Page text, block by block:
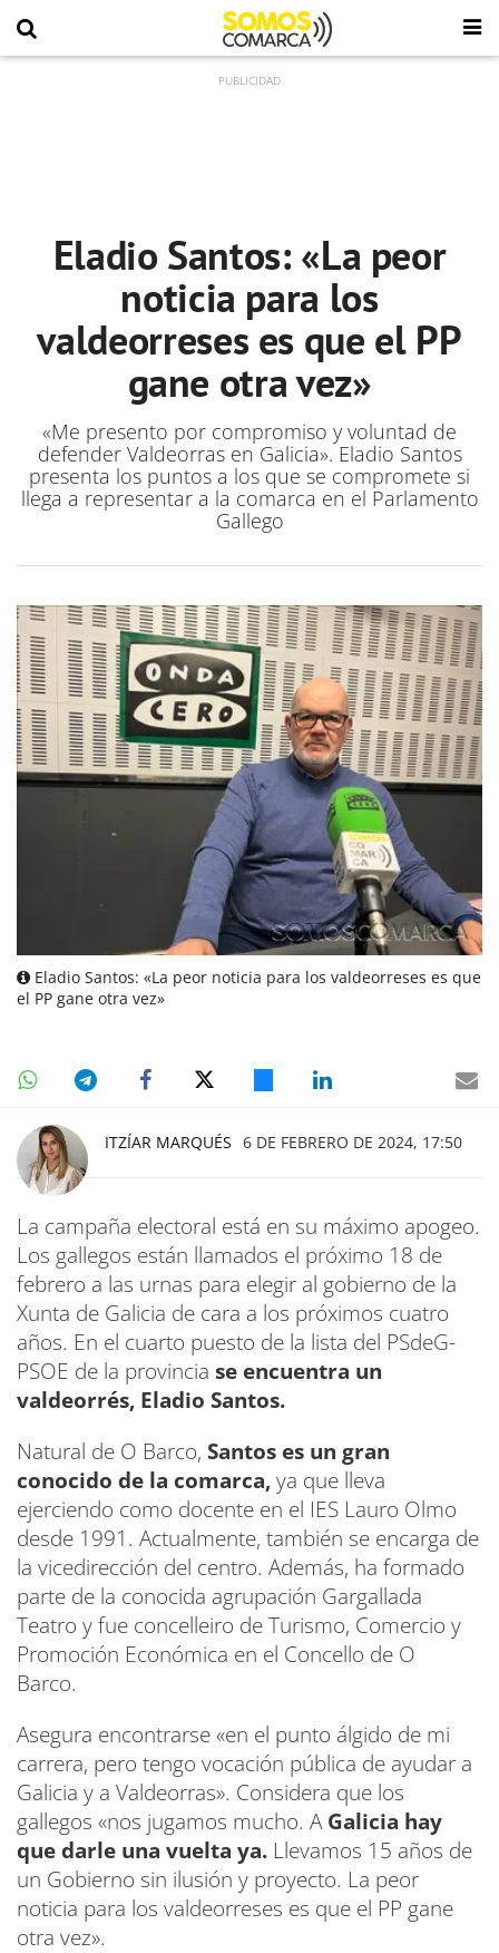
Eladio Santos: «La peor
noticia para los
valdeorreses es que el PP
gane otra vez»
«Me presento por compromiso y voluntad de
defender Valdeorras en Galicia». Eladio Santos
presenta los puntos a los que se compromete si
llega a representar a la comarca en el Parlamento
Gallego
Eladio Santos: «La peor noticia para los valdeorreses es que
el PP gane otra vez»
ITZÍAR MARQUÉS 6 DE FEBRERO DE 2024, 17:50
La campaña electoral está en su máximo apogeo.
Los gallegos están llamados el próximo 18 de
febrero a las urnas para elegir al gobierno de la
Xunta de Galicia de cara a los próximos cuatro
años. En el cuarto puesto de la lista del PSdeG-
PSOE de la provincia se encuentra un
valdeorrés, Eladio Santos.
Natural de O Barco, Santos es un gran
conocido de la comarca,ya que lleva
ejerciendo como docente en el IES Lauro Olmo
desde 1991. Actualmente, también se encarga de
la vicedirección del centro. Además, ha formado
parte de la conocida agrupación Gargallada
Teatro y fue concelleiro de Turismo, Comercio y
Promoción Económica en el Concello de O
Barco.
Asegura encontrarse «en el punto álgido de mi
carrera, pero tengo vocación pública de ayudar a
Galicia y a Valdeorras». Considera que los
gallegos «nos jugamos mucho. AGalicia hay
que darle una vuelta ya. Llevamos 15 años de
un Gobierno sin ilusión y proyecto. La peor
noticia para los valdeorreses es que el PP gane
otra vez».